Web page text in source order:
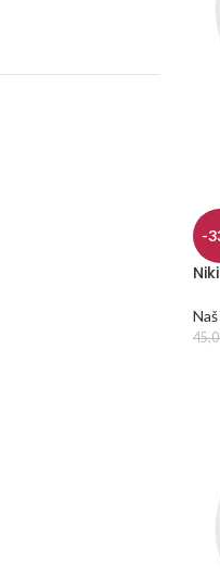
-